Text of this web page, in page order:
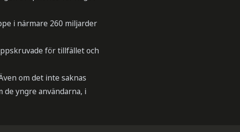
i närmare 260 miljarder
för tillfället och
om det inte saknas
de yngre användarna, i